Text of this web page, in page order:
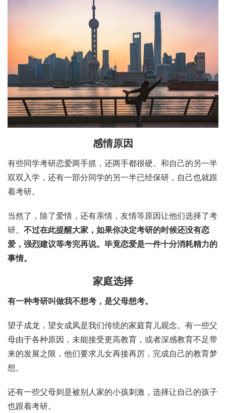
感情原因
有些同学考研恋爱两手抓，还两手都很硬。和自己的另一半
双双入学，还有一部分同学的另一半已经保研，自己也就跟
着考研。
当然了，除了爱情，还有亲情，友情等原因让他们选择了考
研。 不过在此提醒大家，如果你决定考研的时候还没有恋
爱，强烈建议等考完再说。毕竟恋爱是一件十分消耗精力的
事情。
家庭选择
有一种考研叫做我不想考，是父母想考。
望子成龙，望女成凤是我们传统的家庭育儿观念。有一些父
母由于各种原因，未能接受更高教育，或者深感教育不足带
来的发展之限，他们要求儿女再接再厉，完成自己的教育梦
想。
还有一些父母则是被别人家的小孩刺激，选择让自己的孩子
也跟着考研。